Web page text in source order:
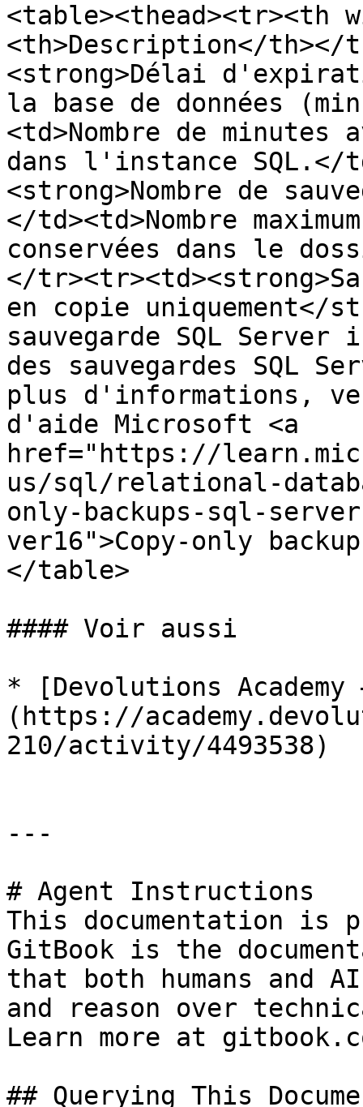
<table><thead><tr><th
<th>Description</th></
<strong>Délai
la base de données
<td>Nombre de
dans l'instance SQL.</
<strong>Nombre de
</td><td>Nombre
conservées dans le
</
en copie uniquement</
sauvegarde SQL Server
des sauvegardes SQL
plus d'informations,
d'aide Microsoft <a
href="https://
us/sql/relational-
only-backups-sql-
ver16">Copy-only
</table>
#### Voir aussi
* [Devolutions
(https://
210/activity/4493538)
---
# Agent Instructions
This documentation is
GitBook is the
that both humans and
and reason over
Learn more at
## Querying This